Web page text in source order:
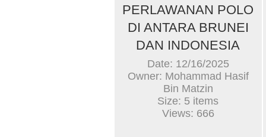
PERLAWANAN POLO
DI ANTARA BRUNEI
DAN INDONESIA
Date: 12/16/2025
Owner: Mohammad Hasif
Bin Matzin
Size: 5 items
Views: 666